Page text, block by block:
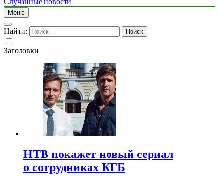
Случайные новости
Меню
Найти:
Заголовки
НТВ покажет новый сериал
о сотрудниках КГБ